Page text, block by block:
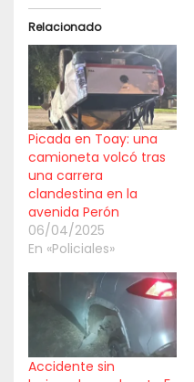
Relacionado
Picada en Toay: una
camioneta volcó tras
una carrera
clandestina en la
avenida Perón
06/04/2025
En «Policiales»
Accidente sin